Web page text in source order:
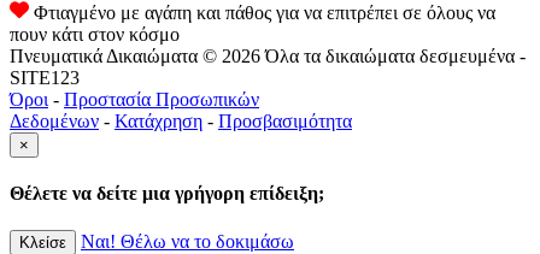
Φτιαγμένο με αγάπη και πάθος για να επιτρέπει σε όλους να
πουν κάτι στον κόσμο
Πνευματικά Δικαιώματα © 2026 Όλα τα δικαιώματα δεσμευμένα -
SITE123
Όροι - Προστασία Προσωπικών
Δεδομένων - Κατάχρηση - Προσβασιμότητα
×
Θέλετε να δείτε μια γρήγορη επίδειξη;
Κλείσε Ναι! Θέλω να το δοκιμάσω